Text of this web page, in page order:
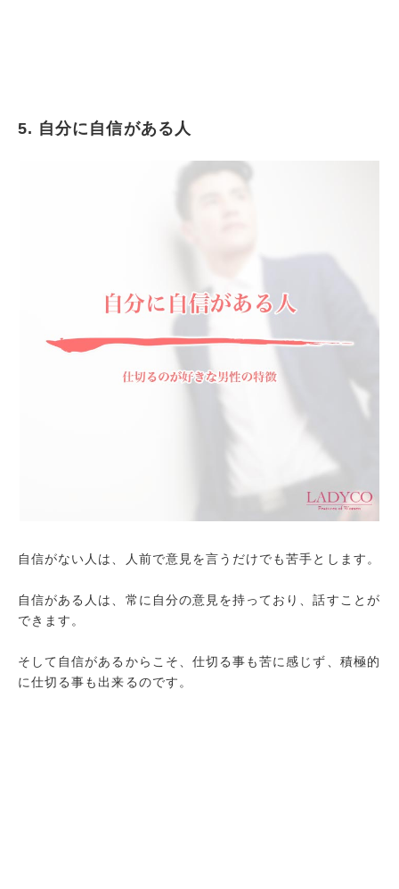
5. 自分に自信がある人
自信がない人は、人前で意見を言うだけでも苦手とします。
自信がある人は、常に自分の意見を持っており、話すことが
できます。
そして自信があるからこそ、仕切る事も苦に感じず、積極的
に仕切る事も出来るのです。